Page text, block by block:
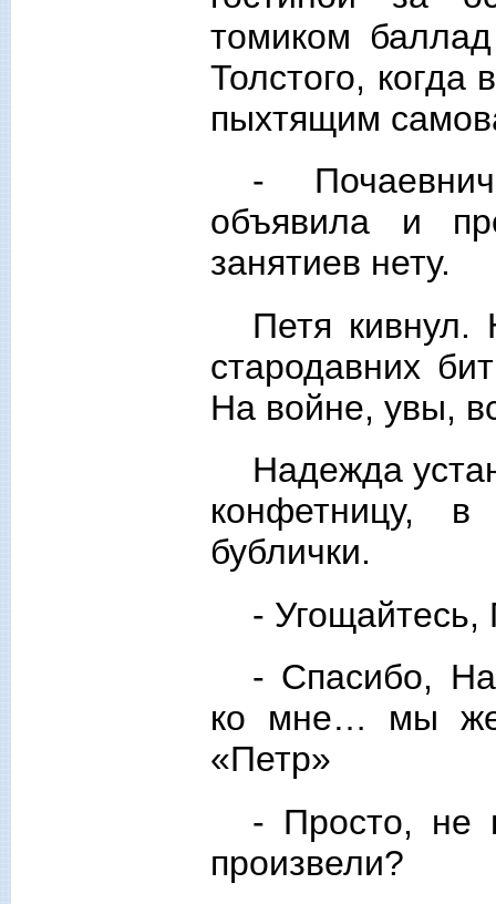
томиком
Толстого, когда
пыхтящим
-
объявила и
занятиев нету.
Петя
стародавних
На войне, увы,
Надежда
конфетницу,
бублички.
- Угощайтесь,
- Спасибо,
ко мне… мы же
«Петр»
- Просто, не
произвели?